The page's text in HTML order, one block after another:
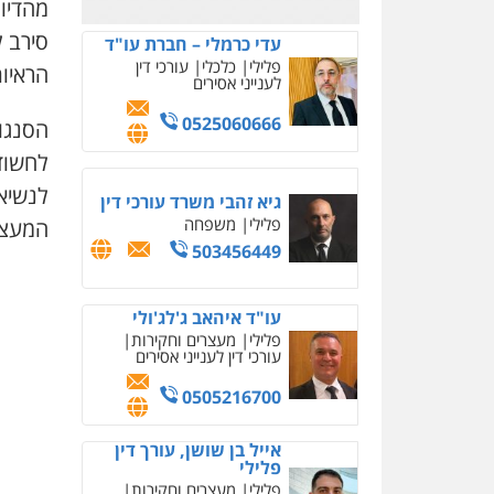
עו"ד שלי גורביץ – לוי
משפט פלילי פשיעה
חמורה מעצרים וחקירות
0544218336
פלילי דיני תעבורה מעצרים
וחקירות
0505078733
משרד עורכי דין טאי
שרקי
פלילי אסירים תעבורה
מרב"ד
0547556464
עו"ד אילן אלימלך
פלילי פשיעה חמורה